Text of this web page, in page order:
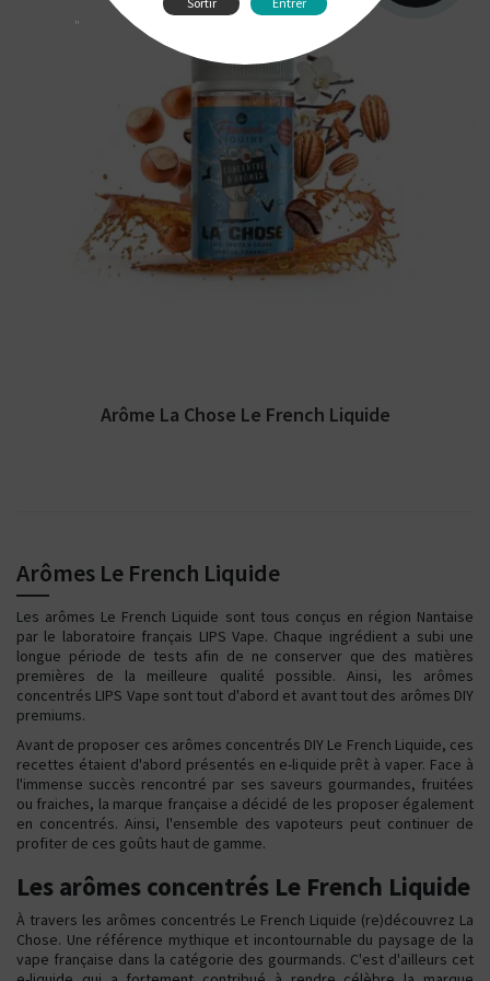
Arômes : café, vanille, caramel, noisette.
Arôme concentré Le French Liquide par LIPS
Vape....
Arôme La Chose Le French Liquide
Arômes Le French Liquide
Les arômes Le French Liquide sont tous conçus en région Nantaise
par le laboratoire français LIPS Vape. Chaque ingrédient a subi une
longue période de tests afin de ne conserver que des matières
premières de la meilleure qualité possible. Ainsi, les arômes
concentrés LIPS Vape sont tout d'abord et avant tout des arômes DIY
premiums.
Avant de proposer ces arômes concentrés DIY Le French Liquide, ces
recettes étaient d'abord présentés en e-liquide prêt à vaper. Face à
l'immense succès rencontré par ses saveurs gourmandes, fruitées
ou fraiches, la marque française a décidé de les proposer également
en concentrés. Ainsi, l'ensemble des vapoteurs peut continuer de
profiter de ces goûts haut de gamme.
Les arômes concentrés Le French Liquide
À travers les arômes concentrés Le French Liquide (re)découvrez La
Chose. Une référence mythique et incontournable du paysage de la
vape française dans la catégorie des gourmands. C'est d'ailleurs cet
"